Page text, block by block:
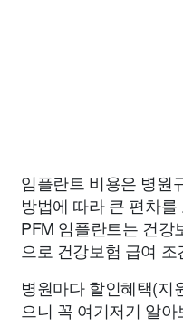
임플란트 비용은 병원
방법에 따라 큰 편차
PFM 임플란트는 건강
으로 건강보험 급여
병원마다 할인혜택(지
으니 꼭 여기저기 알